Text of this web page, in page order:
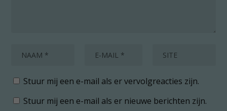
Stuur mij een e-mail als er vervolgreacties zijn.
Stuur mij een e-mail als er nieuwe berichten zijn.